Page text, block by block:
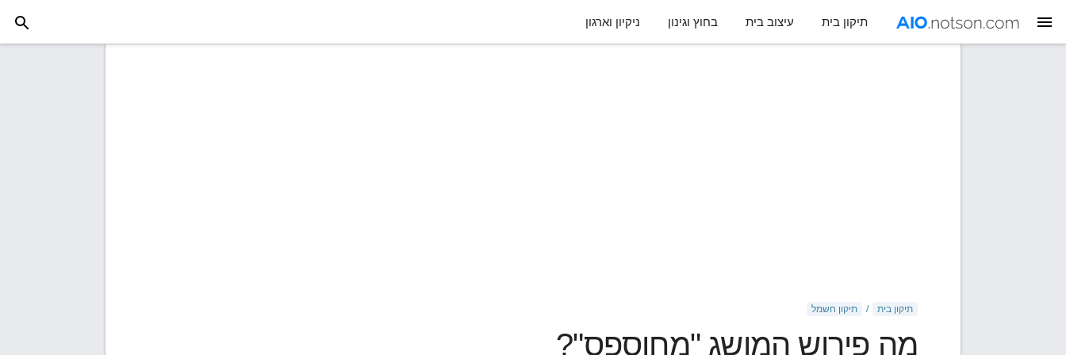
תיקון בית עיצוב בית בחוץ וגינון ניקיון וארגון
תיקון בית תיקון חשמל
מה פירוש המושג "מחוספס"?